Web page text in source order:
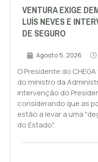
VENTURA EXIGE
LUÍS NEVES E
DE SEGURO
Agosto 5, 2026
O Presidente do
do ministro da
intervenção do
considerando que as
estão a levar a uma
do Estado".